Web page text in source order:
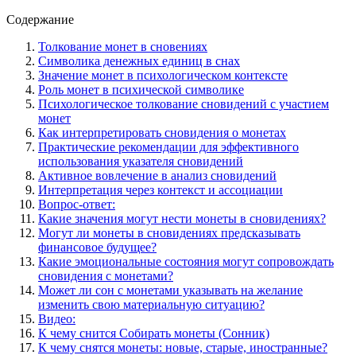
Содержание
Толкование монет в сновениях
Символика денежных единиц в снах
Значение монет в психологическом контексте
Роль монет в психической символике
Психологическое толкование сновидений с участием
монет
Как интерпретировать сновидения о монетах
Практические рекомендации для эффективного
использования указателя сновидений
Активное вовлечение в анализ сновидений
Интерпретация через контекст и ассоциации
Вопрос-ответ:
Какие значения могут нести монеты в сновидениях?
Могут ли монеты в сновидениях предсказывать
финансовое будущее?
Какие эмоциональные состояния могут сопровождать
сновидения с монетами?
Может ли сон с монетами указывать на желание
изменить свою материальную ситуацию?
Видео:
К чему снится Собирать монеты (Сонник)
К чему снятся монеты: новые, старые, иностранные?